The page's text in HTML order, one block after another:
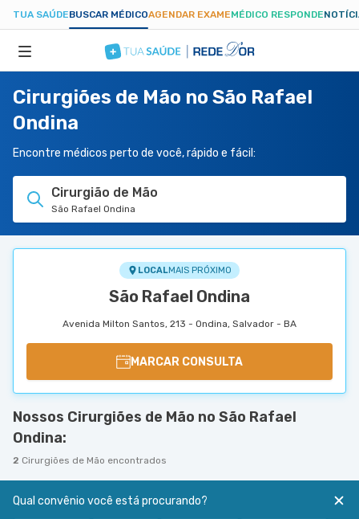
TUA SAÚDEBUSCAR MÉDICOAGENDAR EXAMEMÉDICO RESPONDE
ESPECIALIDADES
HOSPITAIS
TUASAUDE.COM
Cirurgiões de Mão no São Rafael
Ondina
Encontre médicos perto de você, rápido e fácil:
Cirurgião de Mão
São Rafael Ondina
LOCALMAIS PRÓXIMO
São Rafael Ondina
Avenida Milton Santos, 213 - Ondina, Salvador - BA
MARCAR CONSULTA
Nossos Cirurgiões de Mão no São Rafael
Ondina:
2 Cirurgiões de Mão encontrados
Qual convênio você está procurando?